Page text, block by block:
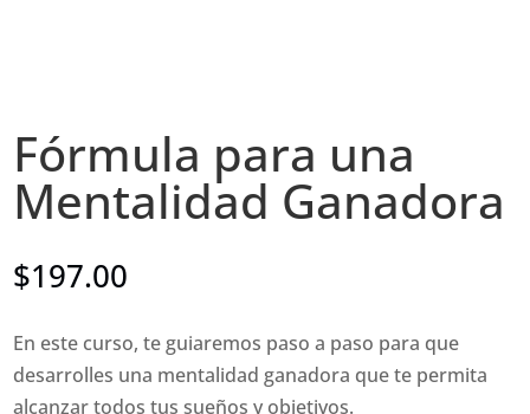
Fórmula para una
Mentalidad Ganadora
$197.00
En este curso, te guiaremos paso a paso para que
desarrolles una mentalidad ganadora que te permita
alcanzar todos tus sueños y objetivos.